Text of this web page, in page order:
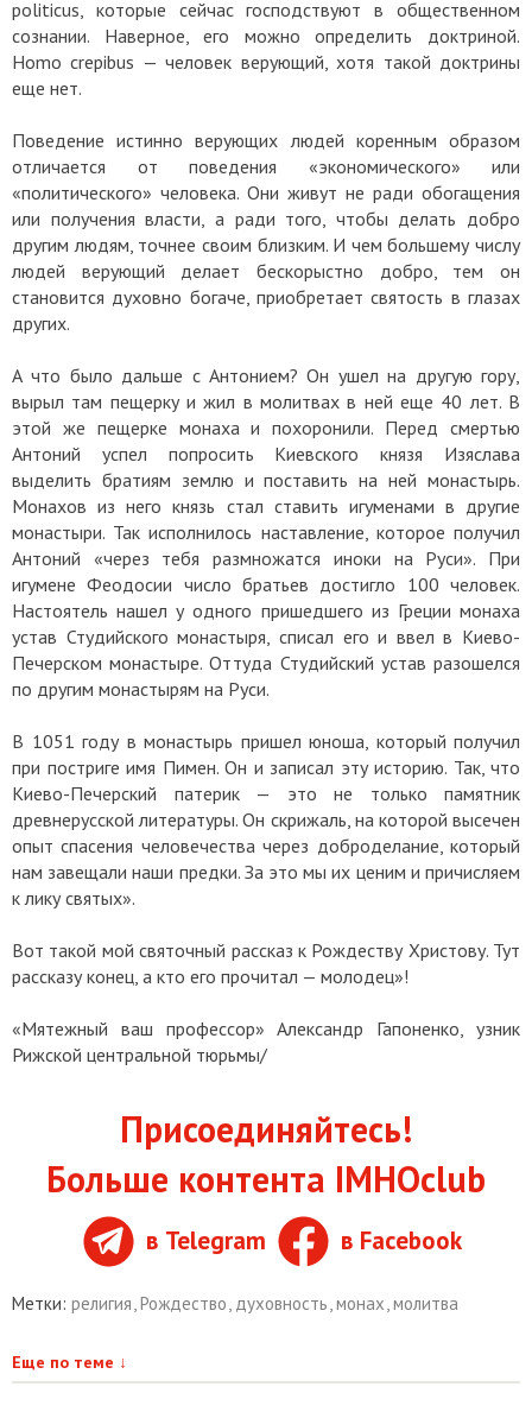
politicus, которые сейчас господствуют в общественном
сознании. Наверное, его можно определить доктриной.
Homo crepibus — человек верующий, хотя такой доктрины
еще нет.
Поведение истинно верующих людей коренным образом
отличается от поведения «экономического» или
«политического» человека. Они живут не ради обогащения
или получения власти, а ради того, чтобы делать добро
другим людям, точнее своим близким. И чем большему числу
людей верующий делает бескорыстно добро, тем он
становится духовно богаче, приобретает святость в глазах
других.
А что было дальше с Антонием? Он ушел на другую гору,
вырыл там пещерку и жил в молитвах в ней еще 40 лет. В
этой же пещерке монаха и похоронили. Перед смертью
Антоний успел попросить Киевского князя Изяслава
выделить братиям землю и поставить на ней монастырь.
Монахов из него князь стал ставить игуменами в другие
монастыри. Так исполнилось наставление, которое получил
Антоний «через тебя размножатся иноки на Руси». При
игумене Феодосии число братьев достигло 100 человек.
Настоятель нашел у одного пришедшего из Греции монаха
устав Студийского монастыря, списал его и ввел в Киево-
Печерском монастыре. Оттуда Студийский устав разошелся
по другим монастырям на Руси.
В 1051 году в монастырь пришел юноша, который получил
при постриге имя Пимен. Он и записал эту историю. Так, что
Киево-Печерский патерик — это не только памятник
древнерусской литературы. Он скрижаль, на которой высечен
опыт спасения человечества через доброделание, который
нам завещали наши предки. За это мы их ценим и причисляем
к лику святых».
Вот такой мой святочный рассказ к Рождеству Христову. Тут
рассказу конец, а кто его прочитал — молодец»!
«Мятежный ваш профессор» Александр Гапоненко, узник
Рижской центральной тюрьмы/
Присоединяйтесь!
Больше контента IMHOclub
в Telegram в Facebook
Метки: религия Рождество духовность монах молитва
Еще по теме ↓